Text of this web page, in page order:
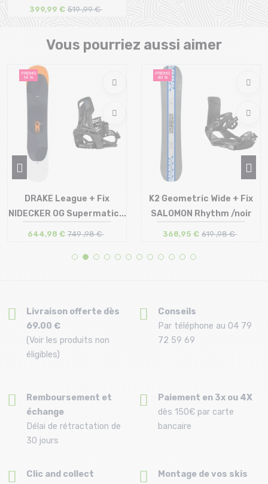
399,99 € 519 ,99 €
Vous pourriez aussi aimer
PROMO
14 %
Taille en stock
DRAKE League + Fix
NIDECKER OG Supermatic...
644,98 € 749 ,98 €
PROMO
40 %
Taille en stock
K2 Geometric Wide + Fix
SALOMON Rhythm /noir
368,95 € 619 ,98 €
Livraison offerte dès
69.00 €
(Voir les produits non
éligibles)
Conseils
Par téléphone au 04 79
72 59 69
Remboursement et
échange
Délai de rétractation de
30 jours
Paiement en 3x ou 4X
dès 150€ par carte
bancaire
Clic and collect
Montage de vos skis